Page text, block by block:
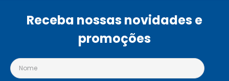
Receba nossas novidades e
promoções